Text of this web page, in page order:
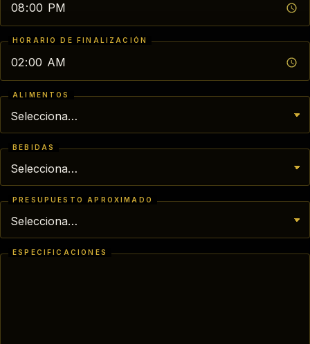
HORARIO DE FINALIZACIÓN
ALIMENTOS
BEBIDAS
PRESUPUESTO APROXIMADO
ESPECIFICACIONES